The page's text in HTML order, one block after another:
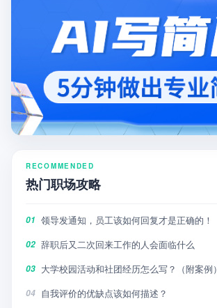
RECOMMENDED
热门职场攻略
01 领导发通知，员工该如何回复才是正确的！
02 辞职后又二次回来工作的人会面临什么
03 大学校园活动和社团经历怎么写？（附案例）
04 自我评价的优缺点该如何描述？